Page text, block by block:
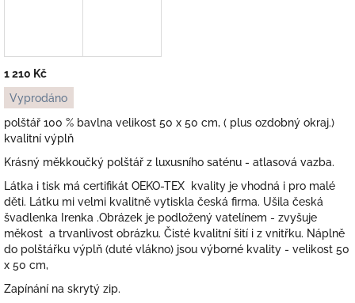
1 210 Kč
Měrná
cena:
Vyprodáno
polštář 100 % bavlna velikost 50 x 50 cm, ( plus ozdobný okraj.)
kvalitní výplň
Krásný měkkoučký polštář z luxusního saténu - atlasová vazba.
Látka i tisk má certifikát OEKO-TEX kvality je vhodná i pro malé
děti. Látku mi velmi kvalitně vytiskla česká firma. Ušila česká
švadlenka Irenka .Obrázek je podložený vatelínem - zvyšuje
měkost a trvanlivost obrázku. Čisté kvalitní šití i z vnitřku. Náplně
do polštářku výplň (duté vlákno) jsou výborné kvality - velikost 50
x 50 cm,
Zapínání na skrytý zip.